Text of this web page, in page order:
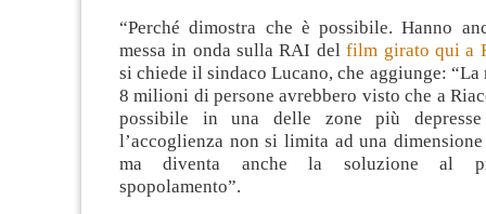
“Perché dimostra che è possibile. Hanno
messa in onda sulla RAI delfilm girato qui a
si chiede il sindaco Lucano, che aggiunge: “La
8 milioni di persone avrebbero visto che a
possibile in una delle zone più
l’accoglienza non si limita ad una
ma diventa anche la soluzione al
spopolamento”.